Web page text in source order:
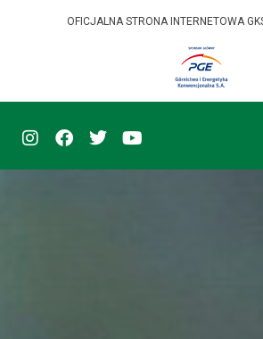
OFICJALNA STRONA INTERNETOWA